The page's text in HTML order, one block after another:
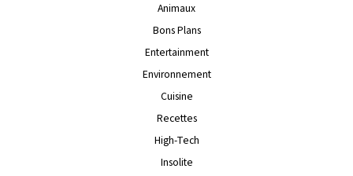
Animaux
Bons Plans
Entertainment
Environnement
Cuisine
Recettes
High-Tech
Insolite